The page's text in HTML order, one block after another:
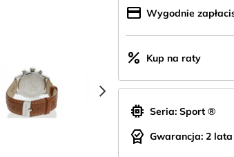
chevron_right
credit_card Wygodnie
percent Kup na raty
memory Seria: Sport ®
editor_choice Gwarancja: 2 lata